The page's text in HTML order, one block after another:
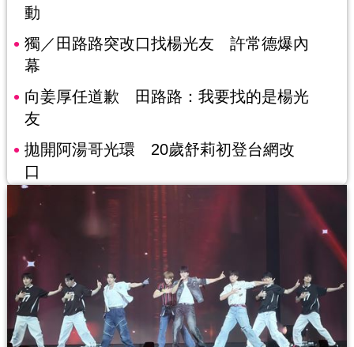
動
獨／田路路突改口找楊光友 許常德爆內
幕
向姜厚任道歉 田路路：我要找的是楊光
友
拋開阿湯哥光環 20歲舒莉初登台網改
口